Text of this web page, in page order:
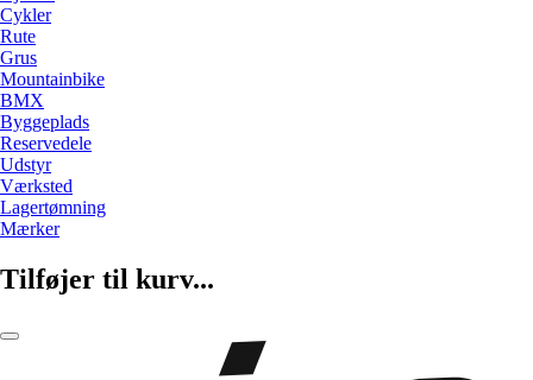
Cykler
Rute
Grus
Mountainbike
BMX
Byggeplads
Reservedele
Udstyr
Værksted
Lagertømning
Mærker
Tilføjer til kurv...